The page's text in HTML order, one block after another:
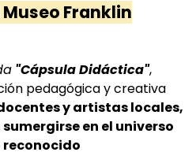
Franklin
"Cápsula Didáctica",
pedagógica y creativa
y artistas locales,
en el universo
reconocido